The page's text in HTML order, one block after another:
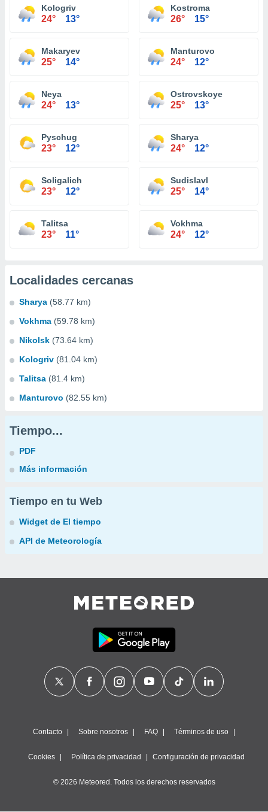
Kologriv
24° 13°
Kostroma
26° 15°
Makaryev
25° 14°
Manturovo
24° 12°
Neya
24° 13°
Ostrovskoye
25° 13°
Pyschug
23° 12°
Sharya
24° 12°
Soligalich
23° 12°
Sudislavl
25° 14°
Talitsa
23° 11°
Vokhma
24° 12°
Localidades cercanas
Sharya (58.77 km)
Vokhma (59.78 km)
Nikolsk (73.64 km)
Kologriv (81.04 km)
Talitsa (81.4 km)
Manturovo (82.55 km)
Tiempo...
PDF
Más información
Tiempo en tu Web
Widget de El tiempo
API de Meteorología
Contacto Sobre nosotros FAQ Términos de uso
Cookies Política de privacidad Configuración de privacidad
© 2026 Meteored. Todos los derechos reservados